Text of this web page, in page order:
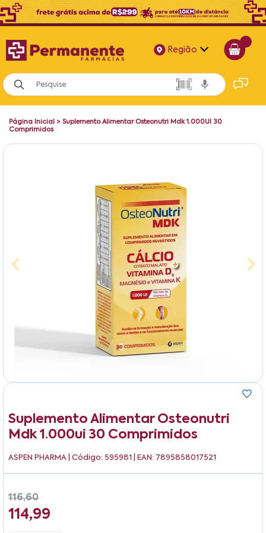
Região
Alagoas
Bahia
Página Inicial > Suplemento Alimentar Osteonutri Mdk 1.000UI 30
Comprimidos
Suplemento Alimentar Osteonutri
Mdk 1.000ui 30 Comprimidos
ASPEN PHARMA | Código: 595981 | EAN: 7895858017521
116,60
114,99